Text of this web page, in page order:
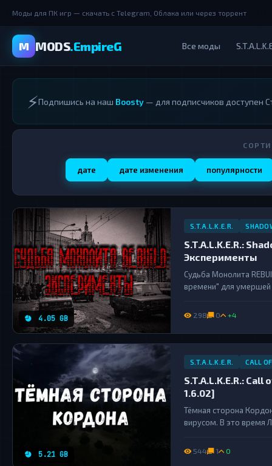
Моды для ПК игр — скачать с Telegram, Облака или через торрент
M MODS.EmpireG Все моды
⚡Подпишись на наш Boosty — для подписчиков доступен
дате дате изменения популярности
4.05 GB
S.T.A.L.K.E.R.
S.T.A.L.K.E.R.:
Эксперименты
Судьба Монолита
времени" для
старого товарища,
298 0 +4
5.21 GB
S.T.A.L.K.E.R. CALL
S.T.A.L.K.E.R.:
1.6.02]
Тёмная сторона
вирусом. В это время
вирус, и тех, кто
544 1 0